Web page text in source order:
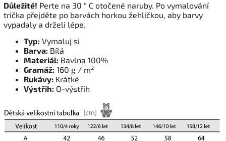
Důležité! Perte na 30 ° C otočené naruby. Po vymalování
trička přejděte po barvách horkou žehličkou, aby barvy
vypadaly a drželi lépe.
Typ: Vymaluj si
Barva: Bílá
Materiál: Bavlna 100%
Gramáž: 160 g / m²
Rukávy: Krátké
Výstřih: O-výstřih